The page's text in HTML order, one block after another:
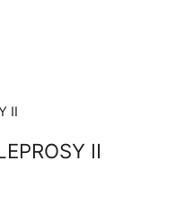
II